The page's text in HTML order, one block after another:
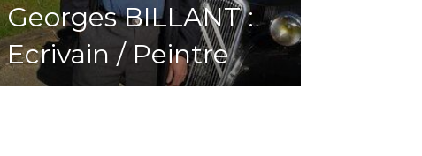
Georges BILLANT :
Ecrivain / Peintre